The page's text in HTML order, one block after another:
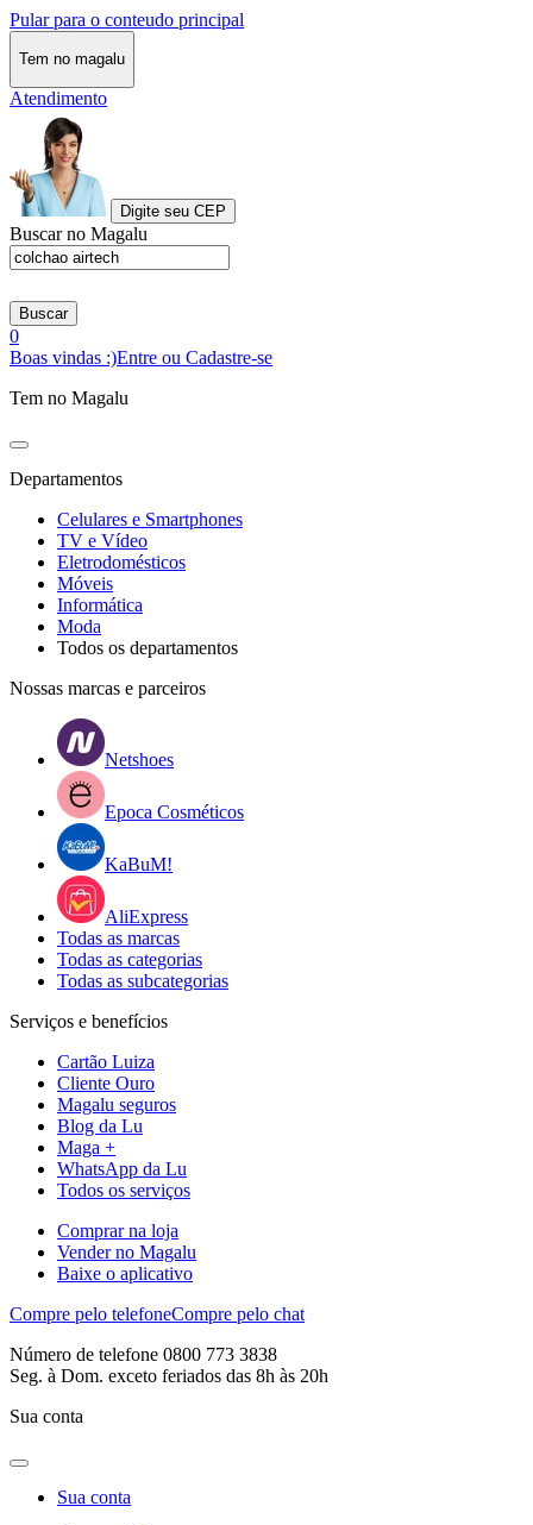
Pular para o conteudo principal
Tem no magalu
Atendimento
Digite seu CEP
Buscar no Magalu
Buscar
0
Boas vindas :)Entre ou Cadastre-se
Tem no Magalu
Departamentos
Celulares e Smartphones
TV e Vídeo
Eletrodomésticos
Móveis
Informática
Moda
Todos os departamentos
Nossas marcas e parceiros
Netshoes
Epoca Cosméticos
KaBuM!
AliExpress
Todas as marcas
Todas as categorias
Todas as subcategorias
Serviços e benefícios
Cartão Luiza
Cliente Ouro
Magalu seguros
Blog da Lu
Maga +
WhatsApp da Lu
Todos os serviços
Comprar na loja
Vender no Magalu
Baixe o aplicativo
Compre pelo telefoneCompre pelo chat
Número de telefone 0800 773 3838
Seg. à Dom. exceto feriados das 8h às 20h
Sua conta
Sua conta